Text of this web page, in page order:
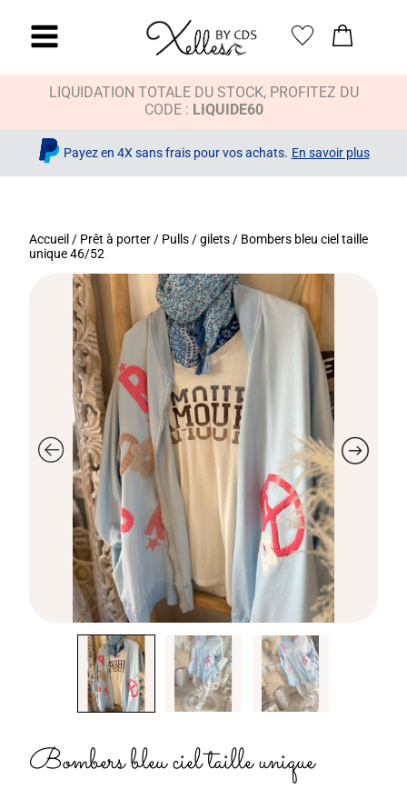
LIQUIDATION TOTALE DU STOCK, PROFITEZ DU
CODE : LIQUIDE60
Payez en 4X sans frais pour vos achats. En savoir plus
Accueil / Prêt à porter / Pulls / gilets / Bombers bleu ciel taille
unique 46/52
Bombers bleu ciel taille unique